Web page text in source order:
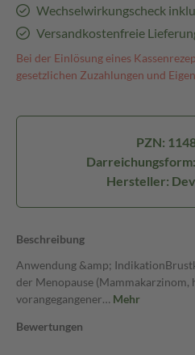
Wechselwirkungscheck
Versandkostenfreie
Bei der Einlösung eines
gesetzlichen Zuzahlungen und
PZN:
Hersteller:
Beschreibung
Anwendung &amp;
der Menopause (Mammakarzinom,
vorangegangener… Mehr
Bewertungen